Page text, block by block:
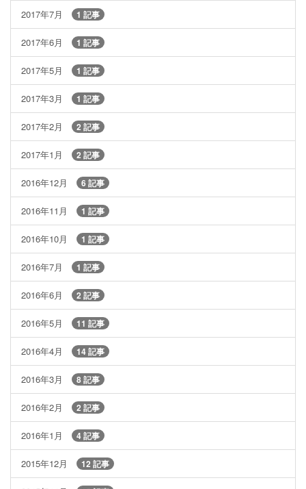
2017年7月 1 記事
2017年6月 1 記事
2017年5月 1 記事
2017年3月 1 記事
2017年2月 2 記事
2017年1月 2 記事
2016年12月 6 記事
2016年11月 1 記事
2016年10月 1 記事
2016年7月 1 記事
2016年6月 2 記事
2016年5月 11 記事
2016年4月 14 記事
2016年3月 8 記事
2016年2月 2 記事
2016年1月 4 記事
2015年12月 12 記事